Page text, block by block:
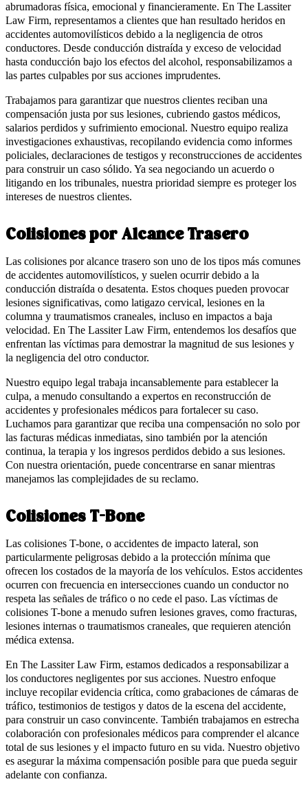
abrumadoras física, emocional y financieramente. En The Lassiter
Law Firm, representamos a clientes que han resultado heridos en
accidentes automovilísticos debido a la negligencia de otros
conductores. Desde conducción distraída y exceso de velocidad
hasta conducción bajo los efectos del alcohol, responsabilizamos a
las partes culpables por sus acciones imprudentes.
Trabajamos para garantizar que nuestros clientes reciban una
compensación justa por sus lesiones, cubriendo gastos médicos,
salarios perdidos y sufrimiento emocional. Nuestro equipo realiza
investigaciones exhaustivas, recopilando evidencia como informes
policiales, declaraciones de testigos y reconstrucciones de accidentes
para construir un caso sólido. Ya sea negociando un acuerdo o
litigando en los tribunales, nuestra prioridad siempre es proteger los
intereses de nuestros clientes.
Colisiones por Alcance Trasero
Las colisiones por alcance trasero son uno de los tipos más comunes
de accidentes automovilísticos, y suelen ocurrir debido a la
conducción distraída o desatenta. Estos choques pueden provocar
lesiones significativas, como latigazo cervical, lesiones en la
columna y traumatismos craneales, incluso en impactos a baja
velocidad. En The Lassiter Law Firm, entendemos los desafíos que
enfrentan las víctimas para demostrar la magnitud de sus lesiones y
la negligencia del otro conductor.
Nuestro equipo legal trabaja incansablemente para establecer la
culpa, a menudo consultando a expertos en reconstrucción de
accidentes y profesionales médicos para fortalecer su caso.
Luchamos para garantizar que reciba una compensación no solo por
las facturas médicas inmediatas, sino también por la atención
continua, la terapia y los ingresos perdidos debido a sus lesiones.
Con nuestra orientación, puede concentrarse en sanar mientras
manejamos las complejidades de su reclamo.
Colisiones T-Bone
Las colisiones T-bone, o accidentes de impacto lateral, son
particularmente peligrosas debido a la protección mínima que
ofrecen los costados de la mayoría de los vehículos. Estos accidentes
ocurren con frecuencia en intersecciones cuando un conductor no
respeta las señales de tráfico o no cede el paso. Las víctimas de
colisiones T-bone a menudo sufren lesiones graves, como fracturas,
lesiones internas o traumatismos craneales, que requieren atención
médica extensa.
En The Lassiter Law Firm, estamos dedicados a responsabilizar a
los conductores negligentes por sus acciones. Nuestro enfoque
incluye recopilar evidencia crítica, como grabaciones de cámaras de
tráfico, testimonios de testigos y datos de la escena del accidente,
para construir un caso convincente. También trabajamos en estrecha
colaboración con profesionales médicos para comprender el alcance
total de sus lesiones y el impacto futuro en su vida. Nuestro objetivo
es asegurar la máxima compensación posible para que pueda seguir
adelante con confianza.